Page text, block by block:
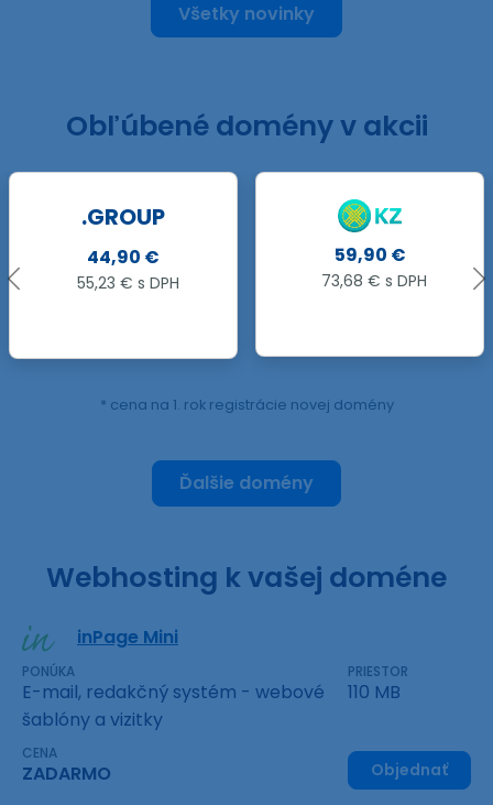
Všetky novinky
Obľúbené domény v akcii
59,90 €
73,68 € s DPH
33,90 €
41,70 € s DPH
* cena na 1. rok registrácie novej domény
Ďalšie domény
Webhosting k vašej doméne
inPage Mini
PONÚKA
E-mail, redakčný systém - webové
šablóny a vizitky
PRIESTOR
110 MB
CENA
ZADARMO Objednať